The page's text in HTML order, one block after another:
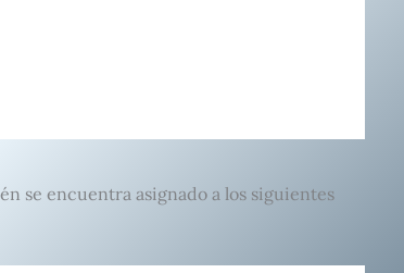
se encuentra asignado a los siguientes